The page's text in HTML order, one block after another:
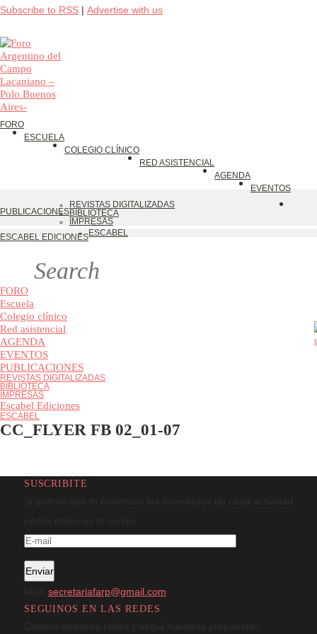
Subscribe to RSS |Advertise with us
FORO
ESCUELA
COLEGIO CLÍNICO
RED ASISTENCIAL
AGENDA
PUBLICACIONES
REVISTAS DIGITALIZADAS
BIBLIOTECA
IMPRESAS
FORO
Escuela
Colegio clínico
Red asistencial
AGENDA
EVENTOS
PUBLICACIONES
REVISTAS DIGITALIZADAS
BIBLIOTECA
IMPRESAS
Escabel Ediciones
ESCABEL
podés dejarnos tu correo
Mail:secretariafarp@gmail.com